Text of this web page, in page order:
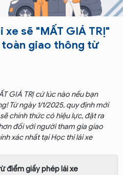
xe sẽ "MẤT GIÁ TRỊ"
toàn giao thông từ
GIÁ TRỊ cứ lúc nào nếu bạn
Từ ngày 1/1/2025, quy định mới
chính thức có hiệu lực, đặt ra
đối với người tham gia giao
xác nhất tại Học thi lái xe
điểm giấy phép lái xe